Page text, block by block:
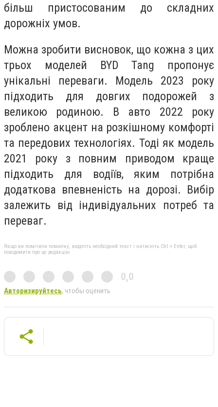
більш пристосованим до складних
дорожніх умов.
Можна зробити висновок, що кожна з цих
трьох моделей BYD Tang пропонує
унікальні переваги. Модель 2023 року
підходить для довгих подорожей з
великою родиною. В авто 2022 року
зроблено акцент на розкішному комфорті
та передових технологіях. Тоді як модель
2021 року з повним приводом краще
підходить для водіїв, яким потрібна
додаткова впевненість на дорозі. Вибір
залежить від індивідуальних потреб та
переваг.
Якщо ви помітили помилку, виділіть необхідний текст і натисніть Ctrl + Enter, щоб
повідомити про це редакцію
0,0
Авторизируйтесь, чтобы оценить